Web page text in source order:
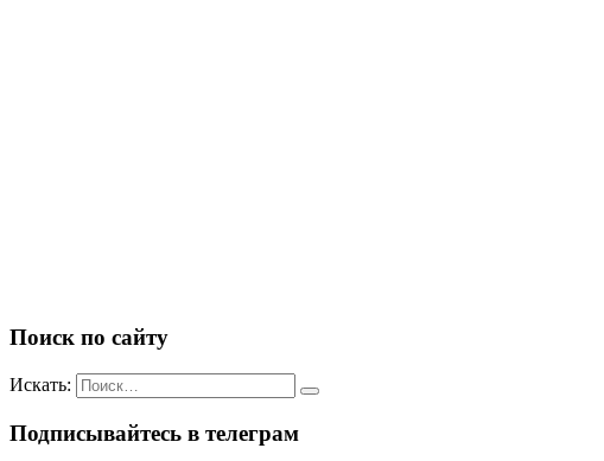
Поиск по сайту
Искать:
Подписывайтесь в телеграм